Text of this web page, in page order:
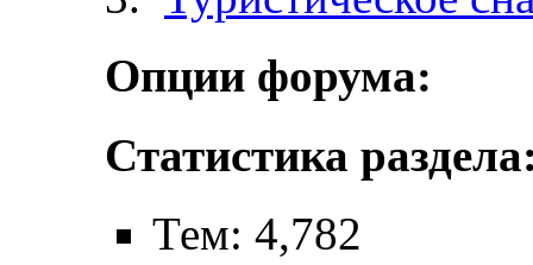
Опции форума:
Статистика
Тем: 4,782